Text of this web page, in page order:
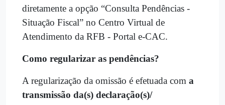
diretamente a opção “Consulta Pendências -
Situação Fiscal” no Centro Virtual de
Atendimento da RFB - Portal e-CAC.
Como regularizar as pendências?
A regularização da omissão é efetuada com a
transmissão da(s) declaração(s)/